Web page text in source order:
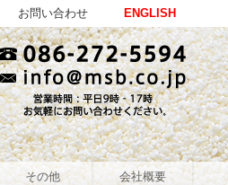
その他 会社概要
ENGLISH
お問い合わせ